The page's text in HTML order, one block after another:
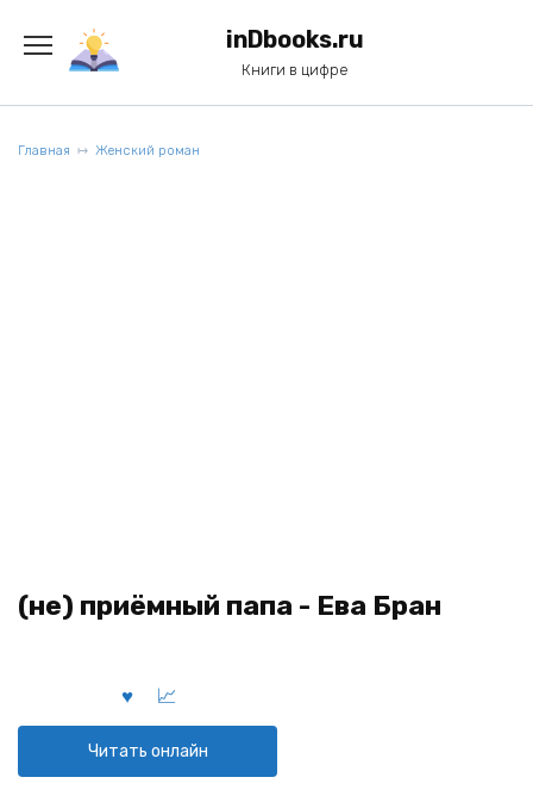
содержанию
inDbooks.ru
Книги в цифре
Главная Женский роман
(не) приёмный папа - Ева Бран
Читать онлайн